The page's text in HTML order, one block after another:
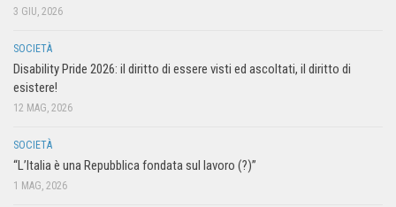
3 GIU, 2026
SOCIETÀ
Disability Pride 2026: il diritto di essere visti ed ascoltati, il diritto di
esistere!
12 MAG, 2026
SOCIETÀ
“L’Italia è una Repubblica fondata sul lavoro (?)”
1 MAG, 2026